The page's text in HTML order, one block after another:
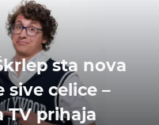
sta nova
celice –
TV prihaja